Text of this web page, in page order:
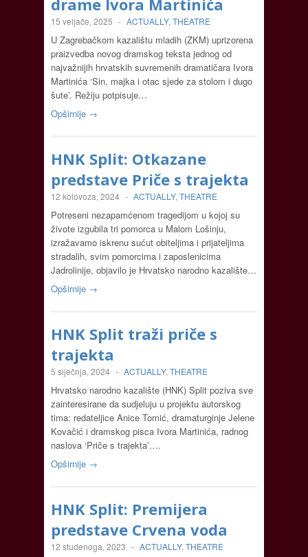
15 veljače, 2025 - ACTUALLY, THEATRE
U Zagrebačkom kazalištu mladih (ZKM) uprizorena
praizvedba novog dramskog teksta jednog od
najvažnijih hrvatskih suvremenih dramatičara Ivora
Martinića ‘Sin, majka i otac sjede za stolom i dugo
šute’. Režiju potpisuje…
Opširnije →
HNK Split: Otkazane
predstave Priče s trajekta
12 kolovoza, 2024 - ACTUALLY, THEATRE
Potreseni nezapamćenom tragedijom u kojoj su
živote izgubila tri pomorca u Malom Lošinju,
izražavamo iskrenu sućut obiteljima i prijateljima
stradalih, svim pomorcima i zaposlenicima
Jadrolinije, objavilo je Hrvatsko narodno kazalište…
Opširnije →
HNK Split traži priče s
trajekta
5 siječnja, 2024 - ACTUALLY, THEATRE
Hrvatsko narodno kazalište (HNK) Split poziva sve
zainteresirane da sudjeluju u projektu autorskog
tima: redateljice Anice Tomić, dramaturginje Jelene
Kovačić i dramskog pisca Ivora Martinića, radnog
naslova ‘Priče s trajekta’….
Opširnije →
HNK Split: Premijera
predstave Crvena voda
12 studenoga, 2023 - ACTUALLY, THEATRE